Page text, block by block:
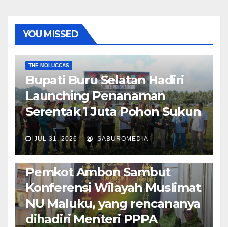
YOU MISSED
THE MOLUCCAS
Bupati Buru Selatan Hadiri
Launching Penanaman
Serentak 1 Juta Pohon Sukun
JUL 31, 2026 SABUROMEDIA
AMBON METRO JURNALISME AKTIVIS
POLITIK & PEMERINTAHAN
Pemkot Ambon Sambut
Konferensi Wilayah Muslimat
NU Maluku, yang rencananya
dihadiri Menteri PPPA